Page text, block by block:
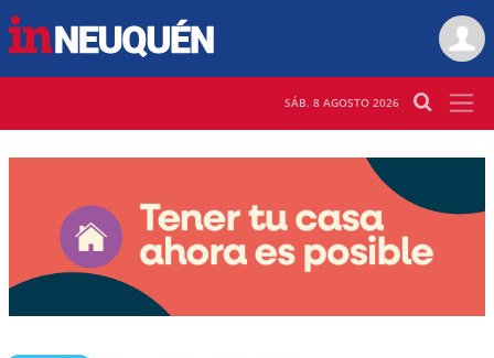
SÁB. 8 AGOSTO 2026